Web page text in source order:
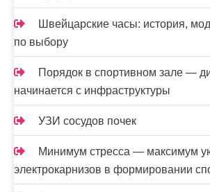
Швейцарские часы: история,
по выбору
Порядок в спортивном зале —
начинается с инфраструктуры
УЗИ сосудов почек
Минимум стресса — максимум
электрокарнизов в формировании